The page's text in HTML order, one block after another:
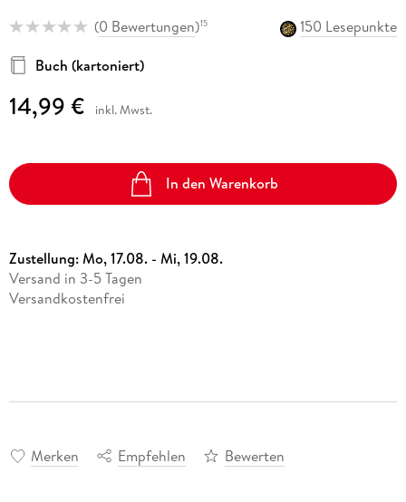
(0 Bewertungen)15
150 Lesepunkte
Buch (kartoniert)
14,99 € inkl. Mwst.
In den Warenkorb
Zustellung:Mo, 17.08. - Mi, 19.08.
Versand in 3-5 Tagen
Versandkostenfrei
Merken Empfehlen Bewerten